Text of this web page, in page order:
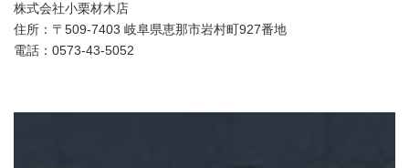
株式会社小栗材木店
住所：〒509-7403 岐阜県恵那市岩村町927番地
電話：0573-43-5052